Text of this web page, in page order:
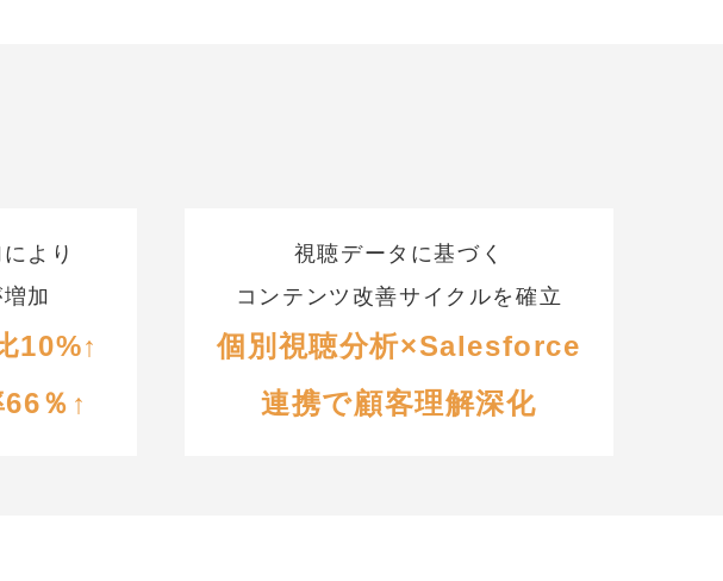
より
加
10%↑
％↑
視聴データに基づく
コンテンツ改善サイクルを確立
個別視聴分析×Salesforce
連携で顧客理解深化